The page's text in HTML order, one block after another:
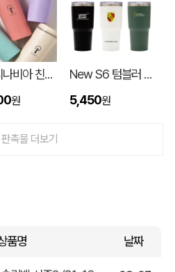
스칸디나비아 친환경 목분 소재 국산 에코 티케 친환경 텀블러 600ml
원
New S6 텀블러 600ml
5,450원
촉물 더보기
품명 날짜
모_(도자기레인보우) 08-08
컴키트제작)
08-07